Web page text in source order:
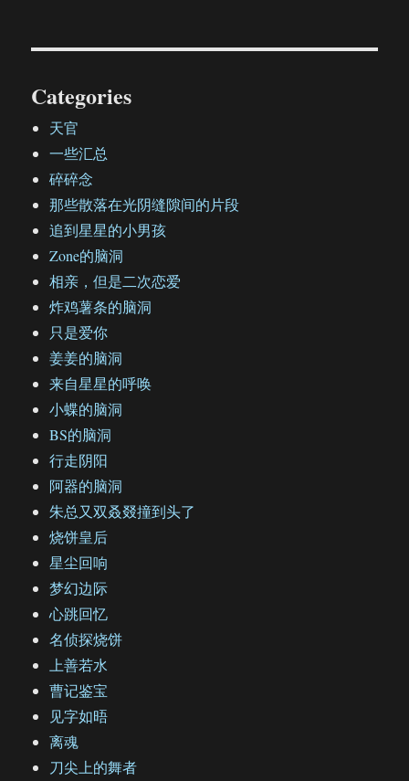
Categories
天官
一些汇总
碎碎念
那些散落在光阴缝隙间的片段
追到星星的小男孩
Zone的脑洞
相亲，但是二次恋爱
炸鸡薯条的脑洞
只是爱你
姜姜的脑洞
来自星星的呼唤
小蝶的脑洞
BS的脑洞
行走阴阳
阿器的脑洞
朱总又双叒叕撞到头了
烧饼皇后
星尘回响
梦幻边际
心跳回忆
名侦探烧饼
上善若水
曹记鉴宝
见字如晤
离魂
刀尖上的舞者